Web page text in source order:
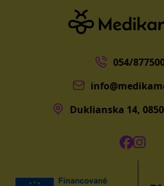
054/
Duklianska 14,